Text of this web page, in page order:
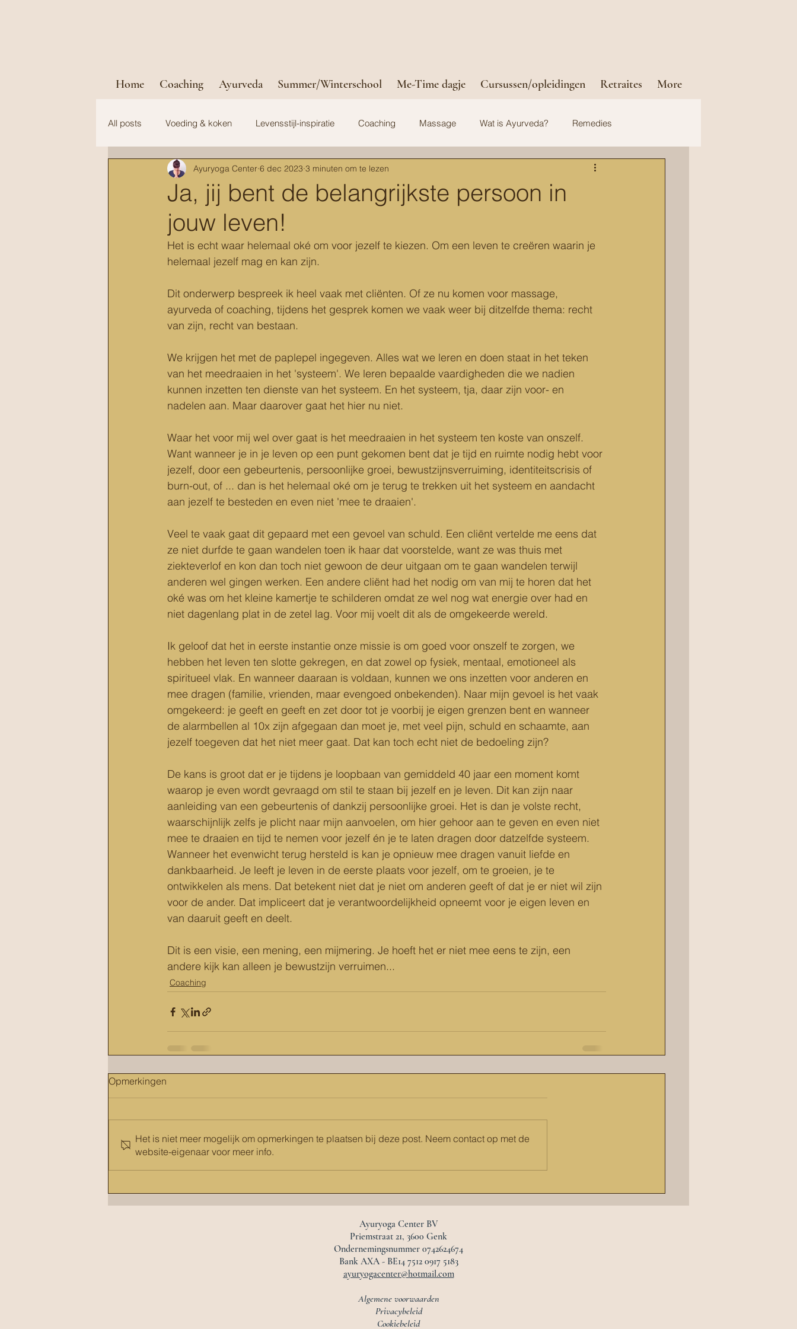
Home Coaching Ayurveda Summer/Winterschool Me-Time dagje Cursussen/opleidingen Retraites More
All posts Voeding & koken Levensstijl-inspiratie Coaching Massage Wat is Ayurveda? Remedies
Ja, jij bent de belangrijkste persoon in
jouw leven!
Ayuryoga Center 6 dec 2023 3 minuten om te lezen
Het is echt waar helemaal oké om voor jezelf te kiezen. Om een leven te creëren waarin je
helemaal jezelf mag en kan zijn.
Dit onderwerp bespreek ik heel vaak met cliënten. Of ze nu komen voor massage,
ayurveda of coaching, tijdens het gesprek komen we vaak weer bij ditzelfde thema: recht
van zijn, recht van bestaan.
We krijgen het met de paplepel ingegeven. Alles wat we leren en doen staat in het teken
van het meedraaien in het 'systeem'. We leren bepaalde vaardigheden die we nadien
kunnen inzetten ten dienste van het systeem. En het systeem, tja, daar zijn voor- en
nadelen aan. Maar daarover gaat het hier nu niet.
Waar het voor mij wel over gaat is het meedraaien in het systeem ten koste van onszelf.
Want wanneer je in je leven op een punt gekomen bent dat je tijd en ruimte nodig hebt voor
jezelf, door een gebeurtenis, persoonlijke groei, bewustzijnsverruiming, identiteitscrisis of
burn-out, of ... dan is het helemaal oké om je terug te trekken uit het systeem en aandacht
aan jezelf te besteden en even niet 'mee te draaien'.
Veel te vaak gaat dit gepaard met een gevoel van schuld. Een cliënt vertelde me eens dat
ze niet durfde te gaan wandelen toen ik haar dat voorstelde, want ze was thuis met
ziekteverlof en kon dan toch niet gewoon de deur uitgaan om te gaan wandelen terwijl
anderen wel gingen werken. Een andere cliënt had het nodig om van mij te horen dat het
oké was om het kleine kamertje te schilderen omdat ze wel nog wat energie over had en
niet dagenlang plat in de zetel lag. Voor mij voelt dit als de omgekeerde wereld.
Ik geloof dat het in eerste instantie onze missie is om goed voor onszelf te zorgen, we
hebben het leven ten slotte gekregen, en dat zowel op fysiek, mentaal, emotioneel als
spiritueel vlak. En wanneer daaraan is voldaan, kunnen we ons inzetten voor anderen en
mee dragen (familie, vrienden, maar evengoed onbekenden). Naar mijn gevoel is het vaak
omgekeerd: je geeft en geeft en zet door tot je voorbij je eigen grenzen bent en wanneer
de alarmbellen al 10x zijn afgegaan dan moet je, met veel pijn, schuld en schaamte, aan
jezelf toegeven dat het niet meer gaat. Dat kan toch echt niet de bedoeling zijn?
De kans is groot dat er je tijdens je loopbaan van gemiddeld 40 jaar een moment komt
waarop je even wordt gevraagd om stil te staan bij jezelf en je leven. Dit kan zijn naar
aanleiding van een gebeurtenis of dankzij persoonlijke groei. Het is dan je volste recht,
waarschijnlijk zelfs je plicht naar mijn aanvoelen, om hier gehoor aan te geven en even niet
mee te draaien en tijd te nemen voor jezelf én je te laten dragen door datzelfde systeem.
Wanneer het evenwicht terug hersteld is kan je opnieuw mee dragen vanuit liefde en
dankbaarheid. Je leeft je leven in de eerste plaats voor jezelf, om te groeien, je te
ontwikkelen als mens. Dat betekent niet dat je niet om anderen geeft of dat je er niet wil zijn
voor de ander. Dat impliceert dat je verantwoordelijkheid opneemt voor je eigen leven en
van daaruit geeft en deelt.
Dit is een visie, een mening, een mijmering. Je hoeft het er niet mee eens te zijn, een
andere kijk kan alleen je bewustzijn verruimen...
Coaching
Opmerkingen
Het is niet meer mogelijk om opmerkingen te plaatsen bij deze post. Neem contact op met de
website-eigenaar voor meer info.
Ayuryoga Center BV
Priemstraat 21, 3600 Genk
Ondernemingsnummer 0742624674
Bank AXA - BE14 7512 0917 5183
ayuryogacenter@hotmail.com
Algemene voorwaarden
Privacybeleid
Cookiebeleid